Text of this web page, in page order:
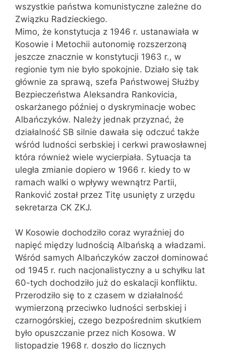
wszystkie państwa komunistyczne zależne do
Związku Radzieckiego.
Mimo, że konstytucja z 1946 r. ustanawiała w
Kosowie i Metochii autonomię rozszerzoną
jeszcze znacznie w konstytucji 1963 r., w
regionie tym nie było spokojnie. Działo się tak
głównie za sprawą, szefa Państwowej Służby
Bezpieczeństwa Aleksandra Rankovicia,
oskarżanego później o dyskryminacje wobec
Albańczyków. Należy jednak przyznać, że
działalność SB silnie dawała się odczuć także
wśród ludności serbskiej i cerkwi prawosławnej
która również wiele wycierpiała. Sytuacja ta
uległa zmianie dopiero w 1966 r. kiedy to w
ramach walki o wpływy wewnątrz Partii,
Ranković został przez Titę usunięty z urzędu
sekretarza CK ZKJ.
W Kosowie dochodziło coraz wyraźniej do
napięć między ludnością Albańską a władzami.
Wśród samych Albańczyków zaczoł dominować
od 1945 r. ruch nacjonalistyczny a u schyłku lat
60-tych dochodziło już do eskalacji konfliktu.
Przerodziło się to z czasem w działalność
wymierzoną przeciwko ludności serbskiej i
czarnogórskiej, czego bezpośrednim skutkiem
było opuszczanie przez nich Kosowa. W
listopadzie 1968 r. doszło do licznych